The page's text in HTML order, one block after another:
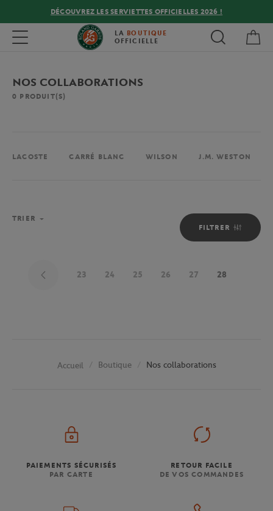
DÉCOUVREZ LES SERVIETTES OFFICIELLES 2026 !
Toggle navigation LA BOUTIQUE
OFFICIELLE
NOS COLLABORATIONS
0 PRODUIT(S)
LACOSTE CARRÉ BLANC WILSON J.M. WESTON
FILTRER
TRIER
23 24 25 26 27 28
Accueil Boutique Nos collaborations
PAIEMENTS SÉCURISÉS
PAR CARTE
RETOUR FACILE
DE VOS COMMANDES